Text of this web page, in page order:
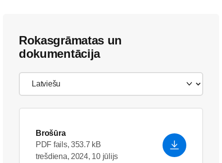
Rokasgrāmatas un
dokumentācija
Brošūra
PDF fails, 353.7 kB
trešdiena, 2024, 10 jūlijs